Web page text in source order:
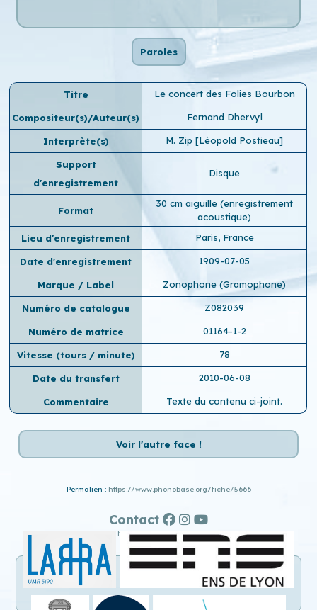
Paroles
Titre Le concert des Folies Bourbon
Compositeur(s)/Auteur(s) Fernand Dhervyl
Interprète(s) M. Zip [Léopold Postieau]
Support
d'enregistrement
Disque
Format
30 cm aiguille (enregistrement
acoustique)
Lieu d'enregistrement
Paris, France
Date d'enregistrement 1909-07-05
Marque / Label Zonophone (Gramophone)
Numéro de catalogue Z082039
Numéro de matrice 01164-1-2
Vitesse (tours / minute) 78
Date du transfert 2010-06-08
Commentaire Texte du contenu ci-joint.
Voir l'autre face !
Permalien : https://www.phonobase.org/fiche/5666
Ancien affichage : http://www.old.phonobase.org/fiche/5666
Contact